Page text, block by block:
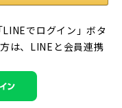
でログイン」ボタ
は、 LINEと会員連携